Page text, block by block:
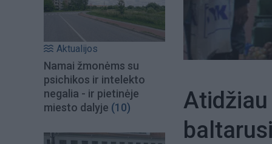
Aktualijos
Namai žmonėms su
psichikos ir intelekto
negalia - ir pietinėje
miesto dalyje (10)